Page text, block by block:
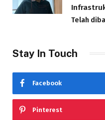
Telah
Stay In Touch
Facebook
Pinterest